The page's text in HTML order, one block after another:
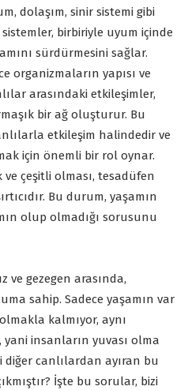
dolaşım, sinir sistemi gibi
birbiriyle uyum içinde
sürdürmesini sağlar.
organizmaların yapısı ve
arasındaki etkileşimler,
bir ağ oluşturur. Bu
etkileşim halindedir ve
için önemli bir rol oynar.
ve çeşitli olması, tesadüfen
Bu durum, yaşamın
olup olmadığı sorusunu
ve gezegen arasında,
sahip. Sadece yaşamın var
kalmıyor, aynı
insanların yuvası olma
diğer canlılardan ayıran bu
İşte bu sorular, bizi